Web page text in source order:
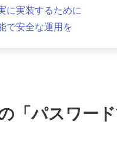
に実装するために
で安全な運用を
「パスワー